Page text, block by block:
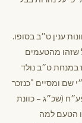
ענין ט״ב בסופו.
שזהו מהטעמים
במנחת ט״ב נולד
שם ומסיים "כנזכר
(שכ״ג – כוונת
הטעם למה